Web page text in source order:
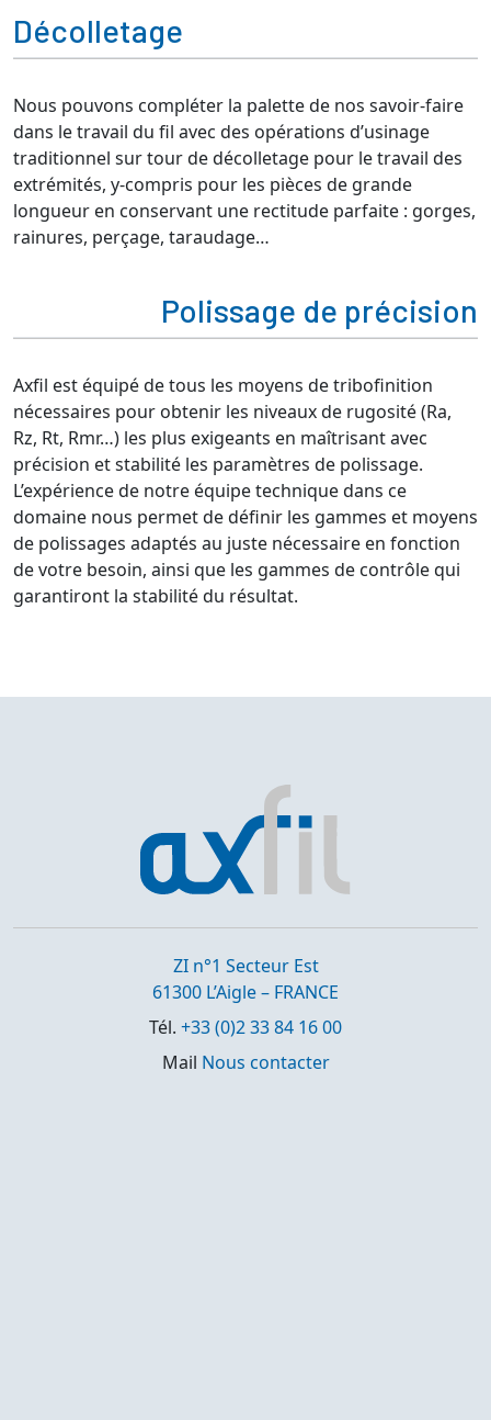
Décolletage
Nous pouvons compléter la palette de nos savoir-faire
dans le travail du fil avec des opérations d’usinage
traditionnel sur tour de décolletage pour le travail des
extrémités, y-compris pour les pièces de grande
longueur en conservant une rectitude parfaite : gorges,
rainures, perçage, taraudage…
Polissage de précision
Axfil est équipé de tous les moyens de tribofinition
nécessaires pour obtenir les niveaux de rugosité (Ra,
Rz, Rt, Rmr…) les plus exigeants en maîtrisant avec
précision et stabilité les paramètres de polissage.
L’expérience de notre équipe technique dans ce
domaine nous permet de définir les gammes et moyens
de polissages adaptés au juste nécessaire en fonction
de votre besoin, ainsi que les gammes de contrôle qui
garantiront la stabilité du résultat.
ZI n°1 Secteur Est
61300 L’Aigle – FRANCE
Tél. +33 (0)2 33 84 16 00
Mail Nous contacter